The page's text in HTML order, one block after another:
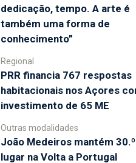
dedicação, tempo. A arte é
também uma forma de
conhecimento”
Regional
PRR financia 767 respostas
habitacionais nos Açores
investimento de 65 ME
Outras modalidades
João Medeiros mantém 30.º
lugar na Volta a Portugal